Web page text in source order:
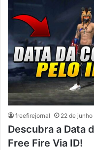
freefirejornal 22 de
Descubra a Data
Free Fire Via ID!